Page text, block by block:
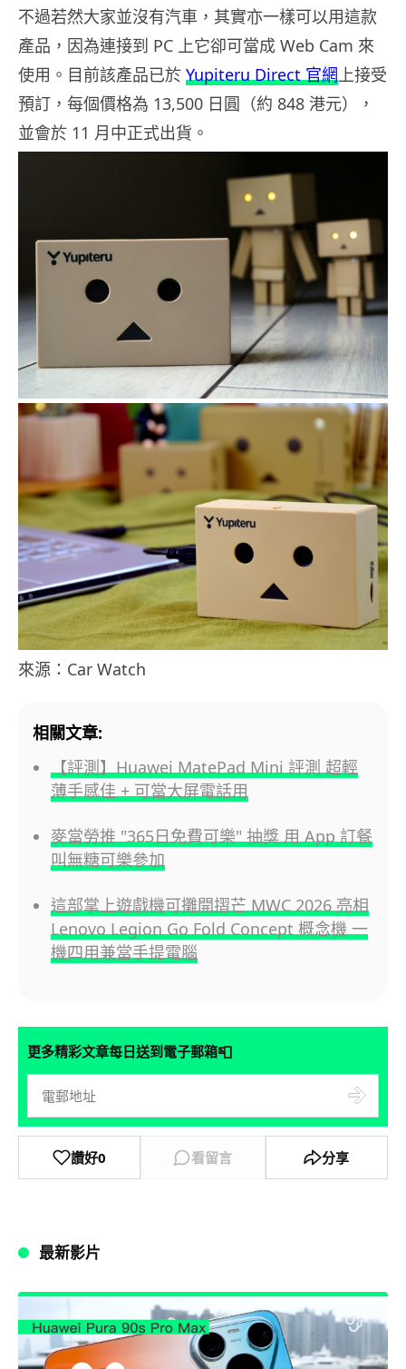
不過若然大家並沒有汽車，其實亦一樣可以用這款
產品，因為連接到 PC 上它卻可當成 Web Cam 來
使用。目前該產品已於 Yupiteru Direct 官網上接受
預訂，每個價格為 13,500 日圓（約 848 港元），
並會於 11 月中正式出貨。
來源：Car Watch
相關文章:
【評測】Huawei MatePad Mini 評測 超輕
薄手感佳 + 可當大屏電話用
麥當勞推 "365日免費可樂" 抽獎 用 App 訂餐
叫無糖可樂參加
這部掌上遊戲機可攤開摺芒 MWC 2026 亮相
Lenovo Legion Go Fold Concept 概念機 一
機四用兼當手提電腦
更多精彩文章每日送到電子郵箱📮
讚好0 看留言 分享
最新影片